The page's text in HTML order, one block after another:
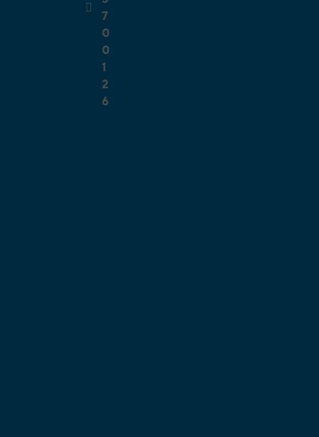
7
0
0
1
2
6